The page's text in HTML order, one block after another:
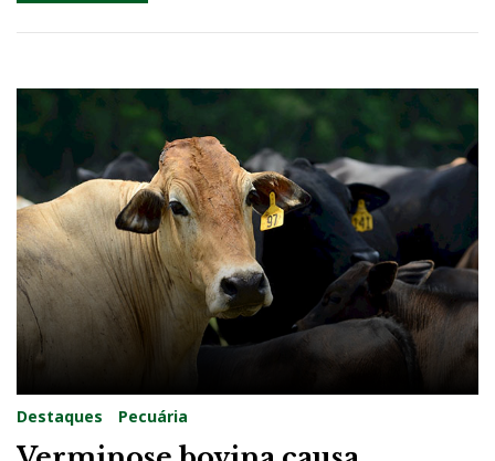
Destaques Pecuária